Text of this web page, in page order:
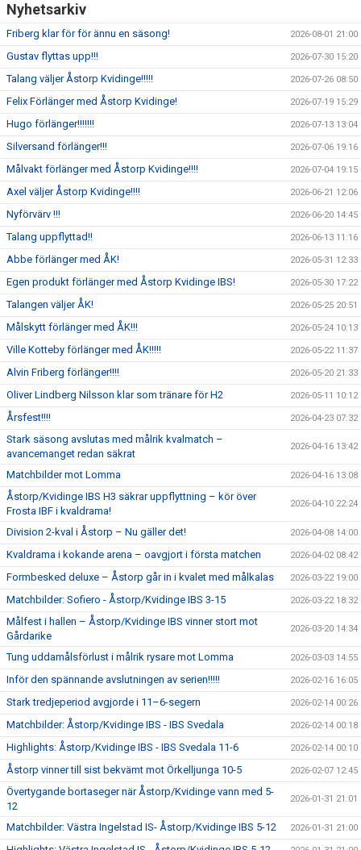
Nyhetsarkiv
Friberg klar för för ännu en säsong! 2026-08-01 21:00
Gustav flyttas upp!!! 2026-07-30 15:20
Talang väljer Åstorp Kvidinge!!!!! 2026-07-26 08:50
Felix Förlänger med Åstorp Kvidinge! 2026-07-19 15:29
Hugo förlänger!!!!!!! 2026-07-13 13:04
Silversand förlänger!!! 2026-07-06 19:16
Målvakt förlänger med Åstorp Kvidinge!!!! 2026-07-04 19:15
Axel väljer Åstorp Kvidinge!!!! 2026-06-21 12:06
Nyförvärv !!! 2026-06-20 14:45
Talang uppflyttad!! 2026-06-13 11:16
Abbe förlänger med ÅK! 2026-05-31 12:33
Egen produkt förlänger med Åstorp Kvidinge IBS! 2026-05-30 17:22
Talangen väljer ÅK! 2026-05-25 20:51
Målskytt förlänger med ÅK!!! 2026-05-24 10:13
Ville Kotteby förlänger med ÅK!!!!! 2026-05-22 11:37
Alvin Friberg förlänger!!!! 2026-05-20 21:33
Oliver Lindberg Nilsson klar som tränare för H2 2026-05-11 10:12
Årsfest!!!! 2026-04-23 07:32
Stark säsong avslutas med målrik kvalmatch –
avancemanget redan säkrat
2026-04-16 13:42
Matchbilder mot Lomma 2026-04-16 13:08
Åstorp/Kvidinge IBS H3 säkrar uppflyttning – kör över
Frosta IBF i kvaldrama!
2026-04-10 22:24
Division 2-kval i Åstorp – Nu gäller det! 2026-04-08 14:00
Kvaldrama i kokande arena – oavgjort i första matchen 2026-04-02 08:42
Formbesked deluxe – Åstorp går in i kvalet med målkalas 2026-03-22 19:00
Matchbilder: Sofiero - Åstorp/Kvidinge IBS 3-15 2026-03-22 18:32
Målfest i hallen – Åstorp/Kvidinge IBS vinner stort mot
Gårdarike
2026-03-20 14:34
Tung uddamålsförlust i målrik rysare mot Lomma 2026-03-03 14:55
Inför den spännande avslutningen av serien!!!!! 2026-02-16 16:05
Stark tredjeperiod avgjorde i 11–6-segern 2026-02-14 00:26
Matchbilder: Åstorp/Kvidinge IBS - IBS Svedala 2026-02-14 00:18
Highlights: Åstorp/Kvidinge IBS - IBS Svedala 11-6 2026-02-14 00:10
Åstorp vinner till sist bekvämt mot Örkelljunga 10-5 2026-02-07 12:45
Övertygande bortaseger när Åstorp/Kvidinge vann med 5-
12
2026-01-31 21:01
Matchbilder: Västra Ingelstad IS- Åstorp/Kvidinge IBS 5-12 2026-01-31 21:00